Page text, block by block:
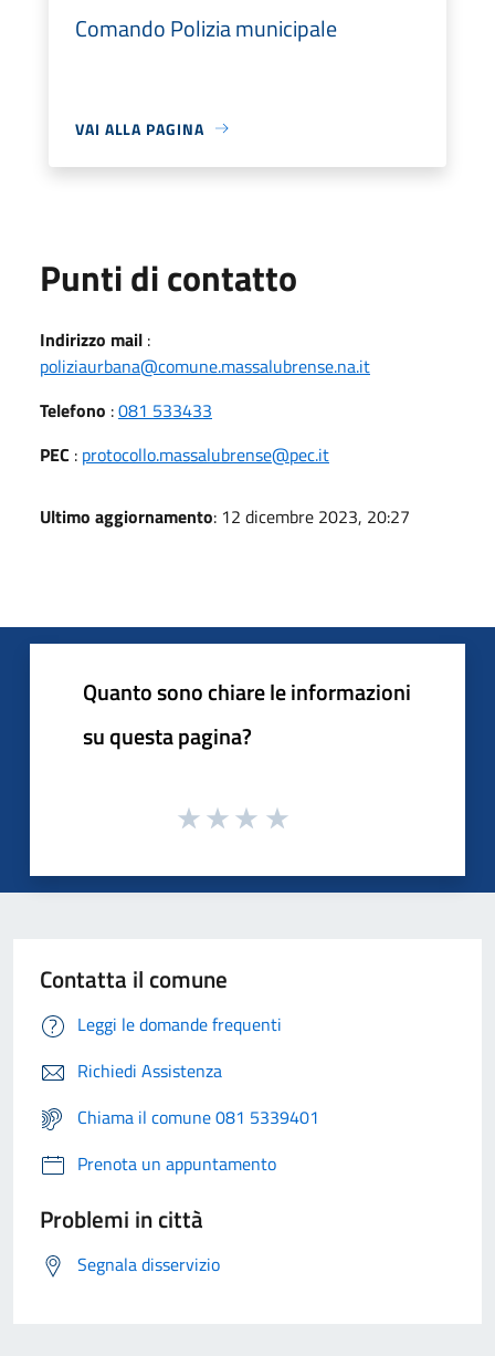
Comando Polizia municipale
VAI ALLA PAGINA
Punti di contatto
Indirizzo mail :
poliziaurbana@comune.massalubrense.na.it
Telefono :081 533433
PEC : protocollo.massalubrense@pec.it
Ultimo aggiornamento: 12 dicembre 2023, 20:27
Quanto sono chiare le informazioni
su questa pagina?
Contatta il comune
Leggi le domande frequenti
Richiedi Assistenza
Chiama il comune 081 5339401
Prenota un appuntamento
Problemi in città
Segnala disservizio